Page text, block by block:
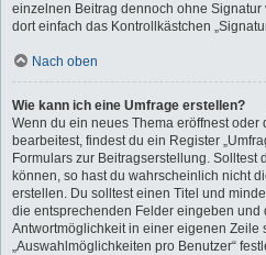
einzelnen Beitrag dennoch ohne Signatur
dort einfach das Kontrollkästchen
Nach oben
Wie kann ich eine Umfrage erstellen?
Wenn du ein neues Thema eröffnest
bearbeitest, findest du ein Register
Formulars zur Beitragserstellung. Solltest
können, so hast du wahrscheinlich nicht
erstellen. Du solltest einen Titel und
die entsprechenden Felder eingeben und
Antwortmöglichkeit in einer eigenen Zeile
„Auswahlmöglichkeiten pro Benutzer“